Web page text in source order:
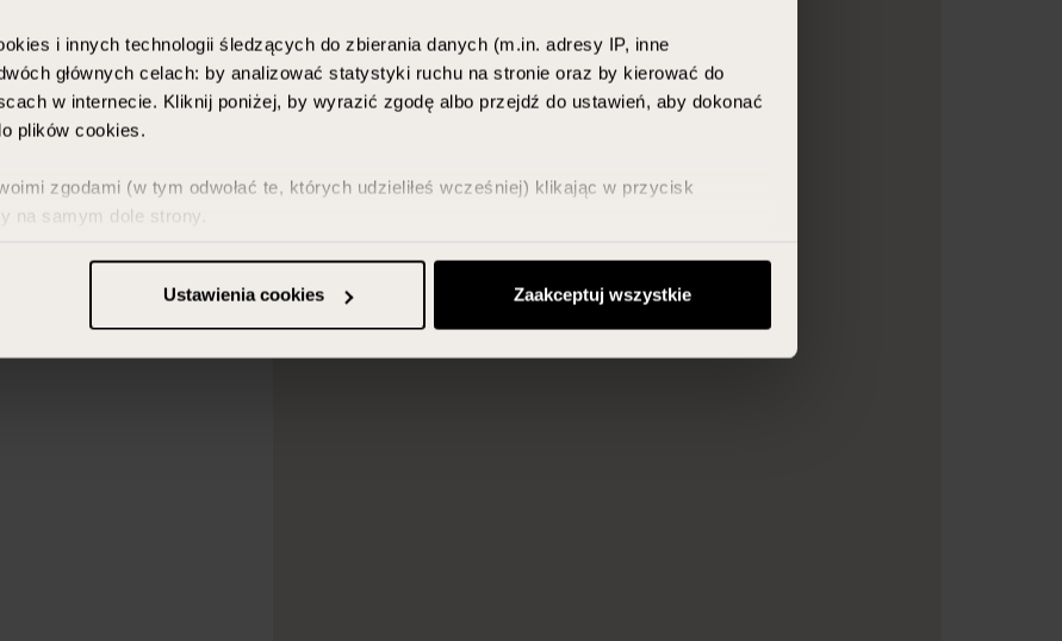
i innych technologii śledzących do zbierania danych (m.in. adresy IP, inne
głównych celach: by analizować statystyki ruchu na stronie oraz by kierować do
w internecie. Kliknij poniżej, by wyrazić zgodę albo przejdź do ustawień, aby dokonać
plików cookies.
zgodami (w tym odwołać te, których udzieliłeś wcześniej) klikając w przycisk
na samym dole strony.
Ustawienia cookies
Zaakceptuj wszystkie